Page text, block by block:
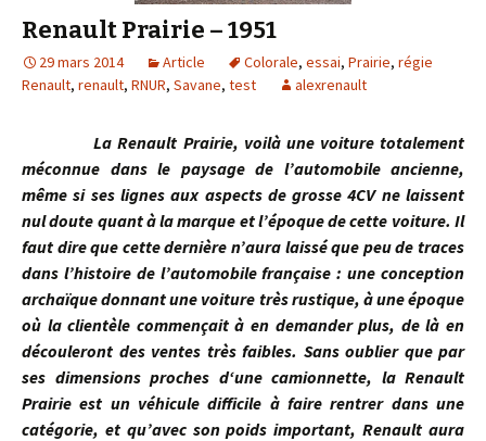
Renault Prairie – 1951
29 mars 2014 Article Colorale, essai, Prairie, régie
Renault, renault, RNUR, Savane, test alexrenault
La Renault Prairie, voilà une voiture totalement
méconnue dans le paysage de l’automobile ancienne,
même si ses lignes aux aspects de grosse 4CV ne laissent
nul doute quant à la marque et l’époque de cette voiture. Il
faut dire que cette dernière n’aura laissé que peu de traces
dans l’histoire de l’automobile française : une conception
archaïque donnant une voiture très rustique, à une époque
où la clientèle commençait à en demander plus, de là en
découleront des ventes très faibles. Sans oublier que par
ses dimensions proches d‘une camionnette, la Renault
Prairie est un véhicule difficile à faire rentrer dans une
catégorie, et qu’avec son poids important, Renault aura